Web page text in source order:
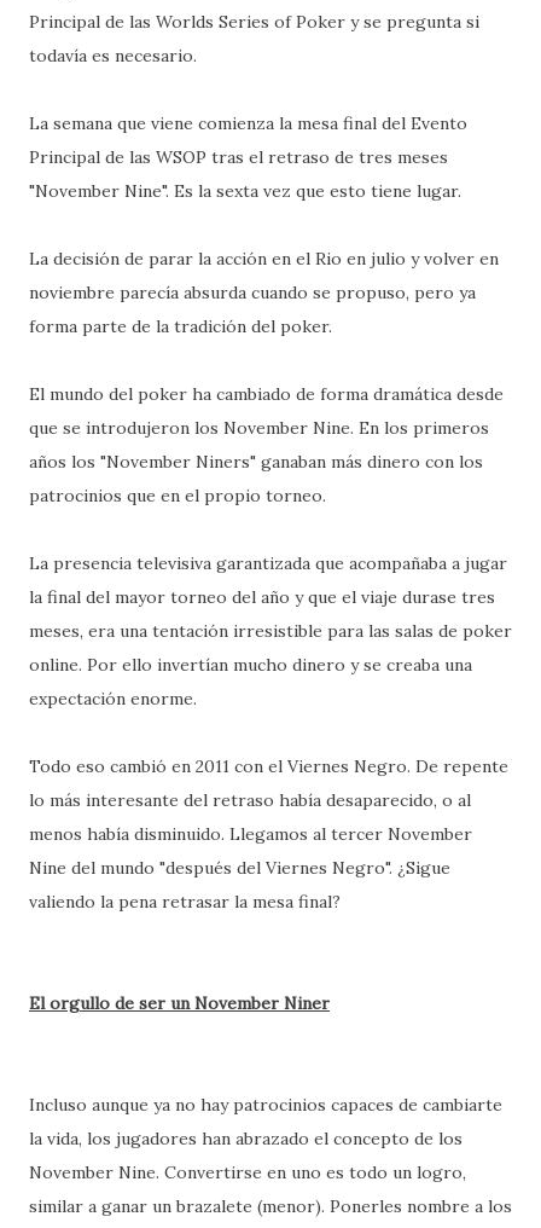
Principal de las Worlds Series of Poker y se pregunta si
todavía es necesario.
La semana que viene comienza la mesa final del Evento
Principal de las WSOP tras el retraso de tres meses
"November Nine". Es la sexta vez que esto tiene lugar.
La decisión de parar la acción en el Rio en julio y volver en
noviembre parecía absurda cuando se propuso, pero ya
forma parte de la tradición del poker.
El mundo del poker ha cambiado de forma dramática desde
que se introdujeron los November Nine. En los primeros
años los "November Niners" ganaban más dinero con los
patrocinios que en el propio torneo.
La presencia televisiva garantizada que acompañaba a jugar
la final del mayor torneo del año y que el viaje durase tres
meses, era una tentación irresistible para las salas de poker
online. Por ello invertían mucho dinero y se creaba una
expectación enorme.
Todo eso cambió en 2011 con el Viernes Negro. De repente
lo más interesante del retraso había desaparecido, o al
menos había disminuido. Llegamos al tercer November
Nine del mundo "después del Viernes Negro". ¿Sigue
valiendo la pena retrasar la mesa final?
El orgullo de ser un November Niner
Incluso aunque ya no hay patrocinios capaces de cambiarte
la vida, los jugadores han abrazado el concepto de los
November Nine. Convertirse en uno es todo un logro,
similar a ganar un brazalete (menor). Ponerles nombre a los